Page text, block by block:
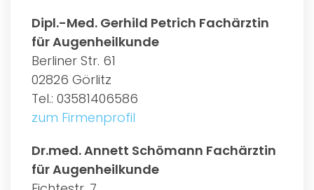
Dipl.-Med. Gerhild Petrich Fachärztin
für Augenheilkunde
Berliner Str. 61
02826 Görlitz
Tel.: 03581406586
zum Firmenprofil
Dr.med. Annett Schömann Fachärztin
für Augenheilkunde